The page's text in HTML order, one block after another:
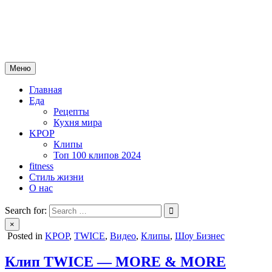
Меню
Главная
Еда
Рецепты
Кухня мира
KPOP
Клипы
Топ 100 клипов 2024
fitness
Стиль жизни
О нас
Search for:
×
Posted in KPOP, TWICE, Видео, Клипы, Шоу Бизнес
Клип TWICE — MORE & MORE